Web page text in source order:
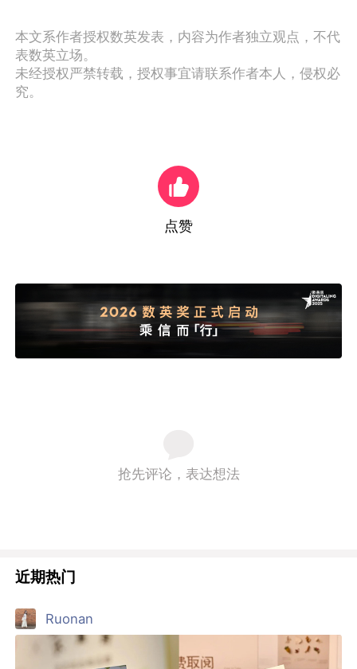
本文系作者授权数英发表，内容为作者独立观点，不代
表数英立场。
未经授权严禁转载，授权事宜请联系作者本人，侵权必
究。
点赞
抢先评论，表达想法
近期热门
Ruonan